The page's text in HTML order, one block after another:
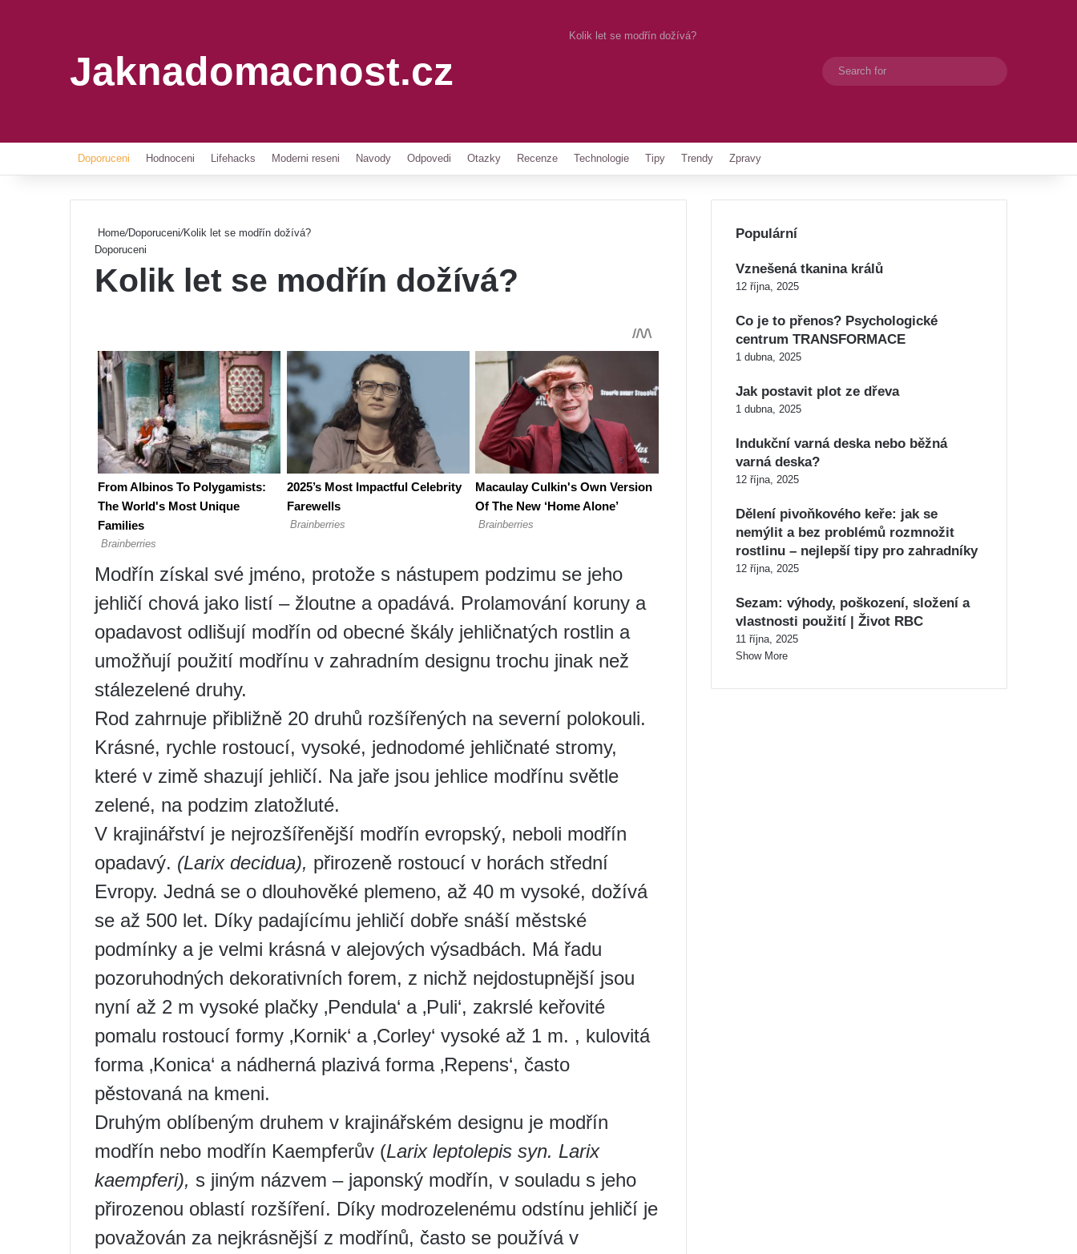
Jaknadomacnost.cz
Kolik let se modřín dožívá?
Switch skin
Doporuceni Hodnoceni Lifehacks Moderni reseni Navody Odpovedi Otazky Recenze Technologie Tipy Trendy Zpravy
Home/Doporuceni/Kolik let se modřín dožívá?
Doporuceni
Kolik let se modřín dožívá?
Modřín získal své jméno, protože s nástupem podzimu se jeho
jehličí chová jako listí – žloutne a opadává. Prolamování koruny a
opadavost odlišují modřín od obecné škály jehličnatých rostlin a
umožňují použití modřínu v zahradním designu trochu jinak než
stálezelené druhy.
Rod zahrnuje přibližně 20 druhů rozšířených na severní polokouli.
Krásné, rychle rostoucí, vysoké, jednodomé jehličnaté stromy,
které v zimě shazují jehličí. Na jaře jsou jehlice modřínu světle
zelené, na podzim zlatožluté.
V krajinářství je nejrozšířenější modřín evropský, neboli modřín
opadavý. (Larix decidua), přirozeně rostoucí v horách střední
Evropy. Jedná se o dlouhověké plemeno, až 40 m vysoké, dožívá
se až 500 let. Díky padajícímu jehličí dobře snáší městské
podmínky a je velmi krásná v alejových výsadbách. Má řadu
pozoruhodných dekorativních forem, z nichž nejdostupnější jsou
nyní až 2 m vysoké plačky ‚Pendula‘ a ‚Puli‘, zakrslé keřovité
pomalu rostoucí formy ‚Kornik‘ a ‚Corley‘ vysoké až 1 m. , kulovitá
forma ‚Konica‘ a nádherná plazivá forma ‚Repens‘, často
pěstovaná na kmeni.
Druhým oblíbeným druhem v krajinářském designu je modřín
modřín nebo modřín Kaempferův (Larix leptolepis syn. Larix
kaempferi), s jiným názvem – japonský modřín, v souladu s jeho
přirozenou oblastí rozšíření. Díky modrozelenému odstínu jehličí je
považován za nejkrásnější z modřínů, často se používá v
Populární
Vznešená tkanina králů
12 října, 2025
Co je to přenos? Psychologické
centrum TRANSFORMACE
1 dubna, 2025
Jak postavit plot ze dřeva
1 dubna, 2025
Indukční varná deska nebo běžná
varná deska?
12 října, 2025
Dělení pivoňkového keře: jak se
nemýlit a bez problémů rozmnožit
rostlinu – nejlepší tipy pro zahradníky
12 října, 2025
Sezam: výhody, poškození, složení a
vlastnosti použití | Život RBC
11 října, 2025
Show More